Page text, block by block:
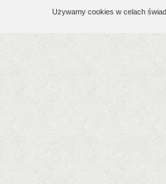
Używamy cookies w celach